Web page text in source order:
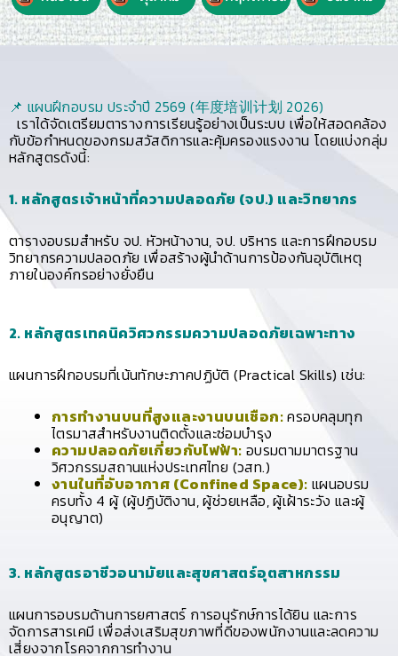
📌 แผนฝึกอบรม ประจำปี 2569 (年度培训计划 2026)
เราได้จัดเตรียมตารางการเรียนรู้อย่างเป็นระบบ เพื่อให้สอดคล้อง
กับข้อกำหนดของกรมสวัสดิการและคุ้มครองแรงงาน โดยแบ่งกลุ่ม
หลักสูตรดังนี้:
1. หลักสูตรเจ้าหน้าที่ความปลอดภัย (จป.) และวิทยากร
ตารางอบรมสำหรับ จป. หัวหน้างาน, จป. บริหาร และการฝึกอบรม
วิทยากรความปลอดภัย เพื่อสร้างผู้นำด้านการป้องกันอุบัติเหตุ
ภายในองค์กรอย่างยั่งยืน
2. หลักสูตรเทคนิควิศวกรรมความปลอดภัยเฉพาะทาง
แผนการฝึกอบรมที่เน้นทักษะภาคปฏิบัติ (Practical Skills) เช่น:
การทำงานบนที่สูงและงานบนเชือก:ครอบคลุมทุก
ไตรมาสสำหรับงานติดตั้งและซ่อมบำรุง
ความปลอดภัยเกี่ยวกับไฟฟ้า: อบรมตามมาตรฐาน
วิศวกรรมสถานแห่งประเทศไทย (วสท.)
งานในที่อับอากาศ (Confined Space): แผนอบรม
ครบทั้ง 4 ผู้ (ผู้ปฏิบัติงาน, ผู้ช่วยเหลือ, ผู้เฝ้าระวัง และผู้
อนุญาต)
3. หลักสูตรอาชีวอนามัยและสุขศาสตร์อุตสาหกรรม
แผนการอบรมด้านการยศาสตร์ การอนุรักษ์การได้ยิน และการ
จัดการสารเคมี เพื่อส่งเสริมสุขภาพที่ดีของพนักงานและลดความ
เสี่ยงจากโรคจากการทำงาน